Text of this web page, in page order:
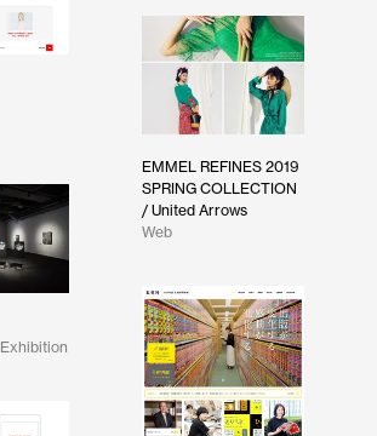
EMMEL REFINES 2019
SPRING COLLECTION
/ United Arrows
Web
Exhibition